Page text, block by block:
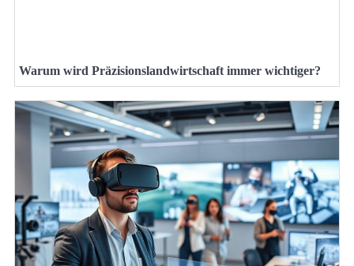
Warum wird Präzisionslandwirtschaft immer wichtiger?